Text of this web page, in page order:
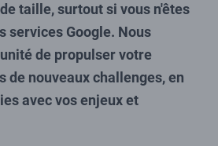
taille, surtout si vous n'êtes
services Google. Nous
de propulser votre
de nouveaux challenges, en
avec vos enjeux et